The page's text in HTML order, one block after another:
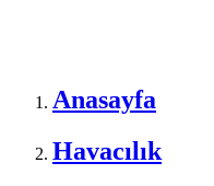
Anasayfa
Havacılık